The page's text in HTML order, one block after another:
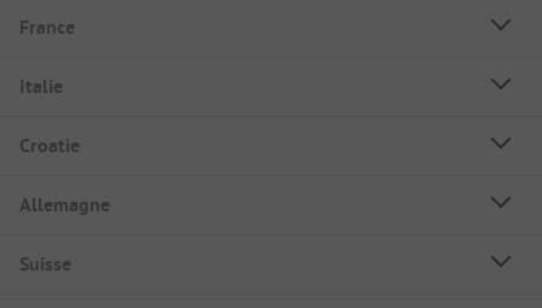
France
Italie
Croatie
Allemagne
Suisse